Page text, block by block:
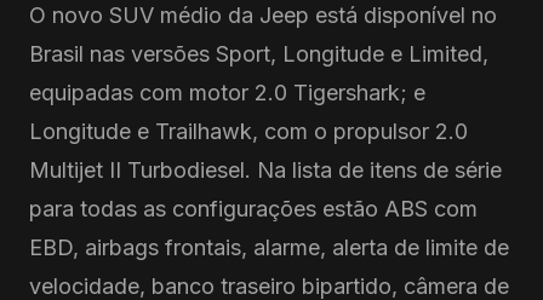
O novo SUV médio da Jeep está disponível no
Brasil nas versões Sport, Longitude e Limited,
equipadas com motor 2.0 Tigershark; e
Longitude e Trailhawk, com o propulsor 2.0
Multijet II Turbodiesel. Na lista de itens de série
para todas as configurações estão ABS com
EBD, airbags frontais, alarme, alerta de limite de
velocidade, banco traseiro bipartido, câmera de